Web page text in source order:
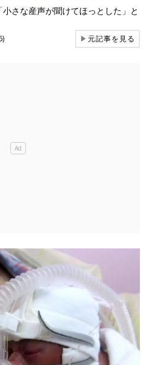
さな産声が聞けてほっとした」と
▶元記事を見る